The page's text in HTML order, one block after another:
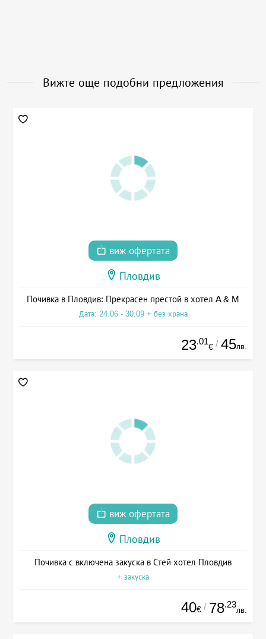
Вижте още подобни предложения
виж офертата
Пловдив
Почивка в Пловдив: Прекрасен престой в хотел A & M
Дата: 24.06 - 30.09 + без храна
23.01
€ / 45лв.
виж офертата
Пловдив
Почивка с включена закуска в Стей хотел Пловдив
+ закуска
40€ / 78.23
лв.